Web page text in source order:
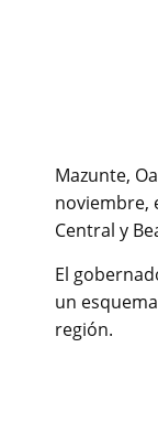
Mazunte,
noviembre,
Central y
El
un
región.